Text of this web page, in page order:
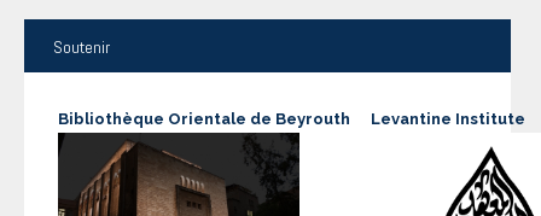
Soutenir
Bibliothèque Orientale de Beyrouth Levantine Institute